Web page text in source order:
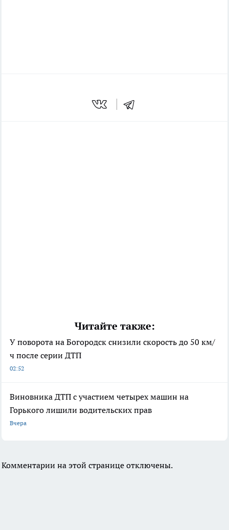
Читайте также:
У поворота на Богородск снизили скорость до 50 км/
ч после серии ДТП
02:52
Виновника ДТП с участием четырех машин на
Горького лишили водительских прав
Вчера
Комментарии на этой странице отключены.